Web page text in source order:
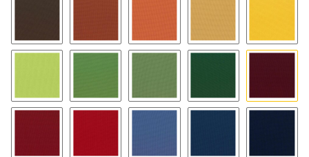
84 49 39 35 25
08 18 48 28 53